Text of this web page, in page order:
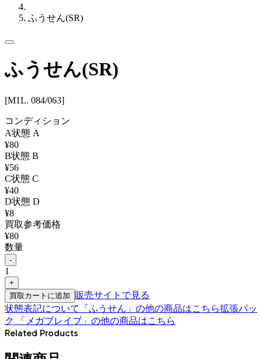
ふうせん(SR)
ふうせん(SR)
[M1L. 084/063]
コンディション
A状態 A
¥80
B状態 B
¥56
C状態 C
¥40
D状態 D
¥8
買取参考価格
¥80
数量
-
1
+
買取カートに追加
販売サイトで見る
状態表記について
「 ふうせん 」の他の商品はこちら拡張パッ
ク 「メガブレイブ」 の他の商品はこちら
Related Products